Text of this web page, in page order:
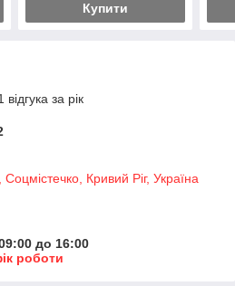
Купити
за рік
Кривий Ріг, Україна
до 16:00
роботи